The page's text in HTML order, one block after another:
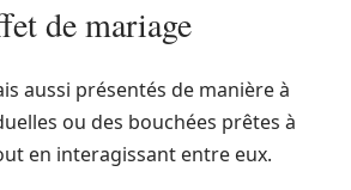
de mariage
aussi présentés de manière à
ou des bouchées prêtes à
en interagissant entre eux.